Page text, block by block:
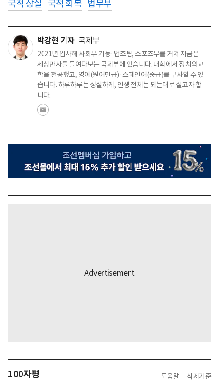
국적 상실 국적 회복 법무부
박강현 기자 국제부
2021년 입사해 사회부 기동·법조팀, 스포츠부를 거쳐 지금은
세상만사를 들여다보는 국제부에 있습니다. 대학에서 정치외교
학을 전공했고, 영어(원어민급)·스페인어(중급)를 구사할 수 있
습니다. 하루하루는 성실하게, 인생 전체는 되는대로 살고자 합
니다.
100자평 도움말 삭제기준